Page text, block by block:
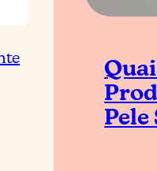
Pele